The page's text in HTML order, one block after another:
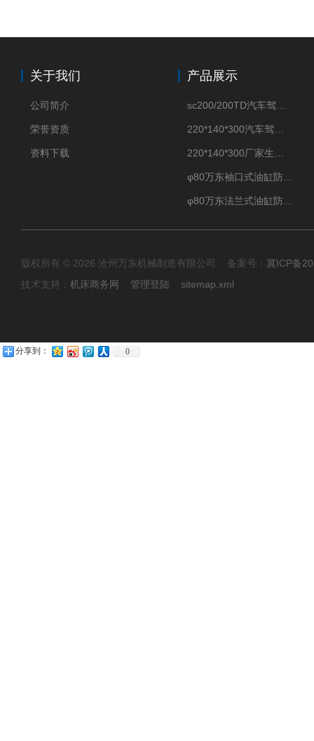
关于我们
公司简介
荣誉资质
资料下载
产品展示
版权所有 © 2026 沧州万东机械制造有限公司 备案号： 冀ICP备
技术支持： 机床商务网 管理登陆 sitemap.xml
分享到： 0